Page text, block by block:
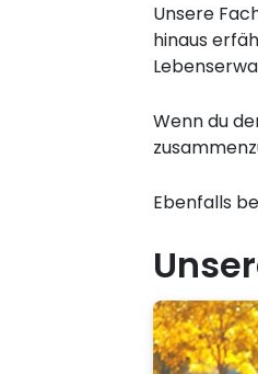
Unsere
hinaus
Wenn du
Ebenfalls